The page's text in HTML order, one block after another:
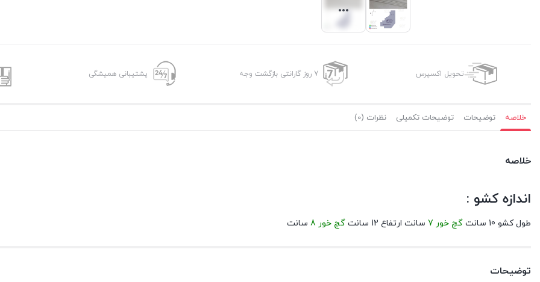
تحویل اکسپرس 7 روز گارانتی بازگشت وجه پشتیبانی همیشگی
خلاصه توضیحات توضیحات تکمیلی نظرات (0)
خلاصه
اندازه کشو :
طول کشو 10 سانت گچ خور 7 سانت ارتفاع 12 سانت گچ خور 8 سانت
توضیحات